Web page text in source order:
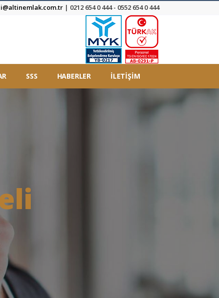
| 0212 654 0 444 - 0552 654 0 444
SSS HABERLER İLETİŞİM